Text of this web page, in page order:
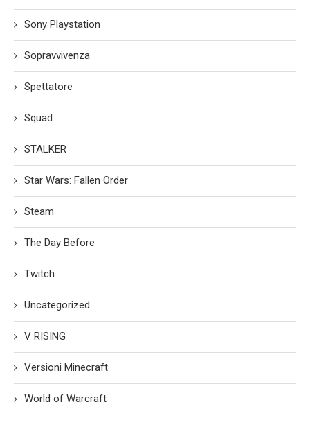
Sony Playstation
Sopravvivenza
Spettatore
Squad
STALKER
Star Wars: Fallen Order
Steam
The Day Before
Twitch
Uncategorized
V RISING
Versioni Minecraft
World of Warcraft